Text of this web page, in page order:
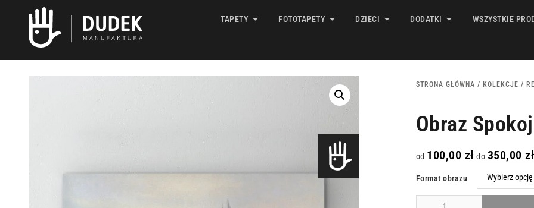
TAPETY FOTOTAPETY DZIECI DODATKI WSZYSTKIE
STRONA GŁÓWNA / KOLEKCJE /
Obraz
od 100,00 zł do 350,00
Format obrazu